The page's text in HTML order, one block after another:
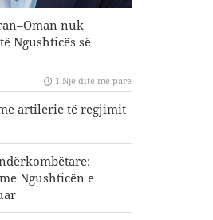
nuk
Ngushticës së
1 Një ditë më parë
artilerie të regjimit
Ngushticën e